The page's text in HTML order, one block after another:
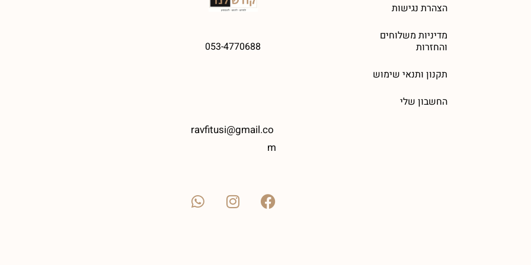
הצהרת נגישות
מדיניות משלוחים
והחזרות
תקנון ותנאי שימוש
החשבון שלי
053-4770688
ravfitusi@gmail.co
m